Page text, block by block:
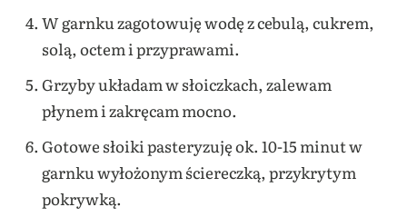
W garnku zagotowuję wodę z cebulą, cukrem,
solą, octem i przyprawami.
Grzyby układam w słoiczkach, zalewam
płynem i zakręcam mocno.
Gotowe słoiki pasteryzuję ok. 10-15 minut w
garnku wyłożonym ściereczką, przykrytym
pokrywką.